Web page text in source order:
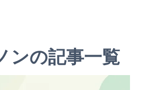
ンの記事一覧